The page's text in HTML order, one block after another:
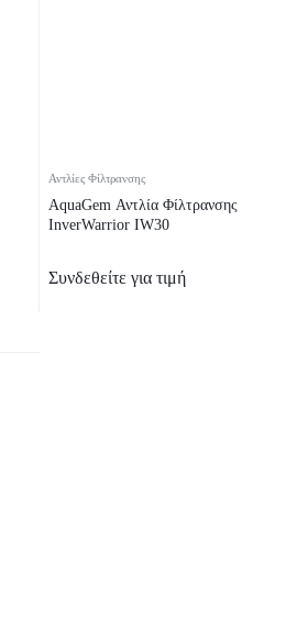
Αντλίες Φίλτρανσης
AquaGem Αντλία Φίλτρανσης
InverWarrior IW30
Συνδεθείτε για τιμή